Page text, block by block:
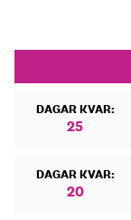
DAGAR KVAR:
25
DAGAR KVAR:
20